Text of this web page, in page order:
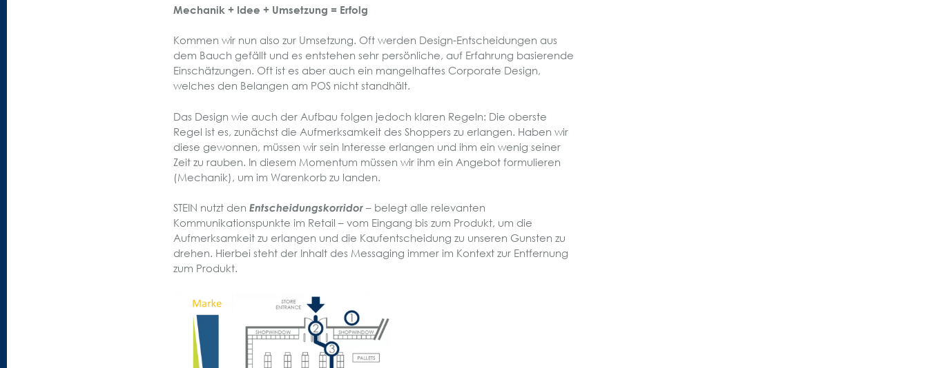
Mechanik + Idee + Umsetzung = Erfolg
Kommen wir nun also zur Umsetzung. Oft werden Design-Entscheidungen aus
dem Bauch gefällt und es entstehen sehr persönliche, auf Erfahrung basierende
Einschätzungen. Oft ist es aber auch ein mangelhaftes Corporate Design,
welches den Belangen am POS nicht standhält.
Das Design wie auch der Aufbau folgen jedoch klaren Regeln: Die oberste
Regel ist es, zunächst die Aufmerksamkeit des Shoppers zu erlangen. Haben wir
diese gewonnen, müssen wir sein Interesse erlangen und ihm ein wenig seiner
Zeit zu rauben. In diesem Momentum müssen wir ihm ein Angebot formulieren
(Mechanik), um im Warenkorb zu landen.
STEIN nutzt denEntscheidungskorridor – belegt alle relevanten
Kommunikationspunkte im Retail – vom Eingang bis zum Produkt, um die
Aufmerksamkeit zu erlangen und die Kaufentscheidung zu unseren Gunsten zu
drehen. Hierbei steht der Inhalt des Messaging immer im Kontext zur Entfernung
zum Produkt.